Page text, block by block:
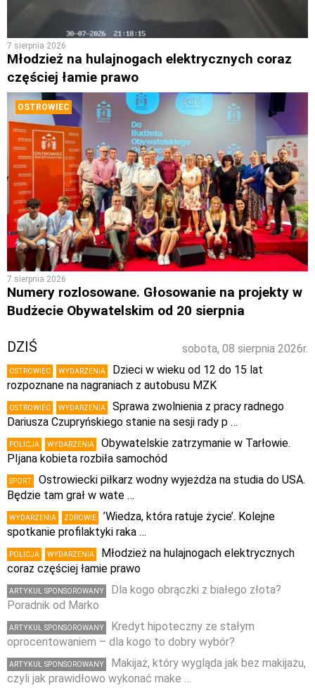
7 sierpnia 2026
Młodzież na hulajnogach elektrycznych coraz
częściej łamie prawo
OSTROWIEC
7 sierpnia 2026
Numery rozlosowane. Głosowanie na projekty w
Budżecie Obywatelskim od 20 sierpnia
sobota, 08 sierpnia 2026r.
DZIŚ
OSTROWIEC WYDARZENIA
Dzieci w wieku od 12 do 15 lat
rozpoznane na nagraniach z autobusu MZK
OSTROWIEC WYDARZENIA
Sprawa zwolnienia z pracy radnego
Dariusza Czupryńskiego stanie na sesji rady p …
POLICJA WYDARZENIA
Obywatelskie zatrzymanie w Tarłowie.
PIjana kobieta rozbiła samochód
SPORT
Ostrowiecki piłkarz wodny wyjeżdża na studia do USA.
Będzie tam grał w wate …
WYDARZENIA ZDROWIE
’Wiedza, która ratuje życie’. Kolejne
spotkanie profilaktyki raka …
POLICJA WYDARZENIA
Młodzież na hulajnogach elektrycznych
coraz częściej łamie prawo
ARTYKUŁ SPONSOROWANY
Dla kogo obrączki z białego złota?
Poradnik od Marko
ARTYKUŁ SPONSOROWANY
Kredyt hipoteczny ze stałym
oprocentowaniem – dla kogo to dobry wybór?
ARTYKUŁ SPONSOROWANY
Makijaż, który wygląda jak bez makijażu,
czyli jak prawidłowo wykonać make …